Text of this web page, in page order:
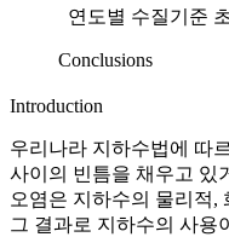
연도별 수질기준
Conclusions
Introduction
우리나라 지하수법에 따
사이의 빈틈을 채우고 있
오염은 지하수의 물리적,
그 결과로 지하수의 사용